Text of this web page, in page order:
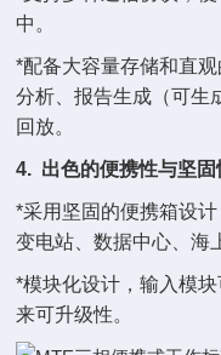
中。
*配备大容量存储和直
分析、报告生成（可生
回放。
4. 出色的便携性与坚固
*采用坚固的便携箱设
变电站、数据中心、海
*模块化设计，输入模
来可升级性。